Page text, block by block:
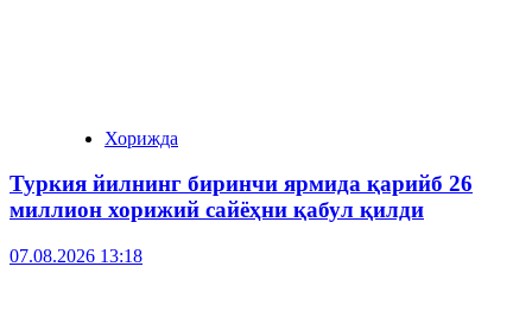
Хорижда
Туркия йилнинг биринчи ярмида қарийб 26
миллион хорижий сайёҳни қабул қилди
07.08.2026 13:18